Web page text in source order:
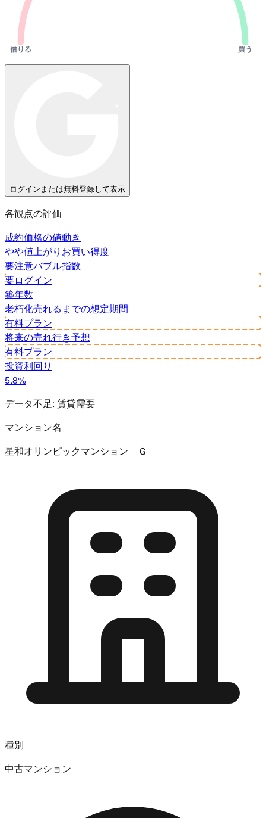
借りる 買う
ログインまたは無料登録して表示
各観点の評価
成約価格の値動き
やや値上がり お買い得度
要注意バブル指数
要ログイン
築年数
老朽化売れるまでの想定期間
有料プラン
将来の売れ行き予想
有料プラン
投資利回り
5.8%
データ不足: 賃貸需要
マンション名
星和オリンピックマンション Ｇ
種別
中古マンション